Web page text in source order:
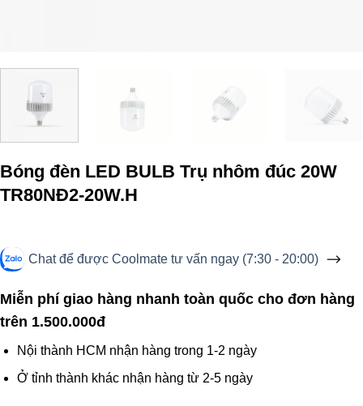
Bóng đèn LED BULB Trụ nhôm đúc 20W
TR80NĐ2-20W.H
Chat để được Coolmate tư vấn ngay (7:30 - 20:00)
Miễn phí giao hàng nhanh toàn quốc cho đơn hàng
trên 1.500.000đ
Nội thành HCM nhận hàng trong 1-2 ngày
Ở tỉnh thành khác nhận hàng từ 2-5 ngày